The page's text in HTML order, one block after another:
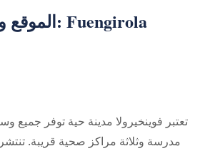
الموقع والبيئة: Fuengirola
مدرسة وثلاثة مراكز صحية قريبة.